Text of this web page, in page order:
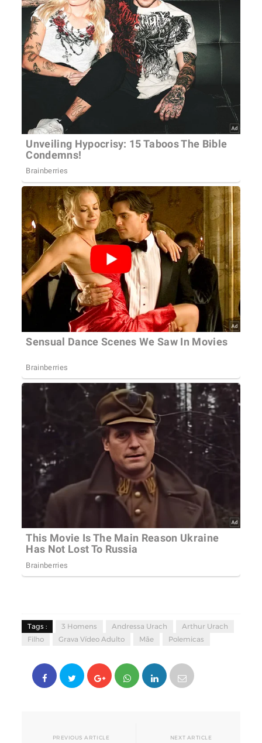
Tags : 3 Homens Andressa Urach
Arthur Urach
Filho
Grava Vídeo Adulto Mãe Polemicas
PREVIOUS ARTICLE NEXT ARTICLE